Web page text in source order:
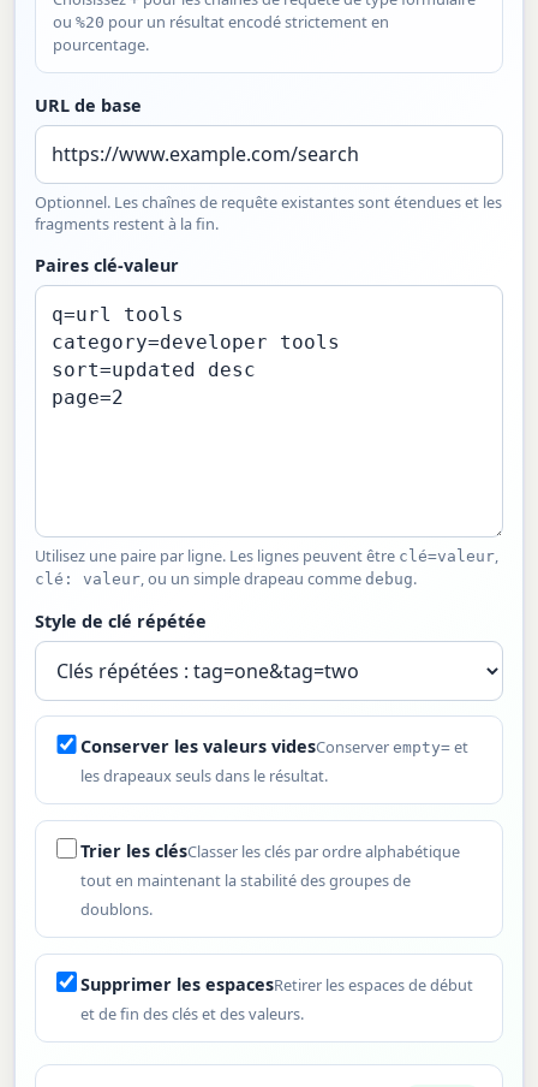
ou %20 pour un résultat encodé strictement en
pourcentage.
URL de base
Optionnel. Les chaînes de requête existantes sont étendues et les
fragments restent à la fin.
Paires clé-valeur
Utilisez une paire par ligne. Les lignes peuvent être clé=valeur,
clé: valeur, ou un simple drapeau commedebug.
Style de clé répétée
Conserver les valeurs videsConserverempty= et
les drapeaux seuls dans le résultat.
Trier les clésClasser les clés par ordre alphabétique
tout en maintenant la stabilité des groupes de
doublons.
Supprimer les espacesRetirer les espaces de début
et de fin des clés et des valeurs.